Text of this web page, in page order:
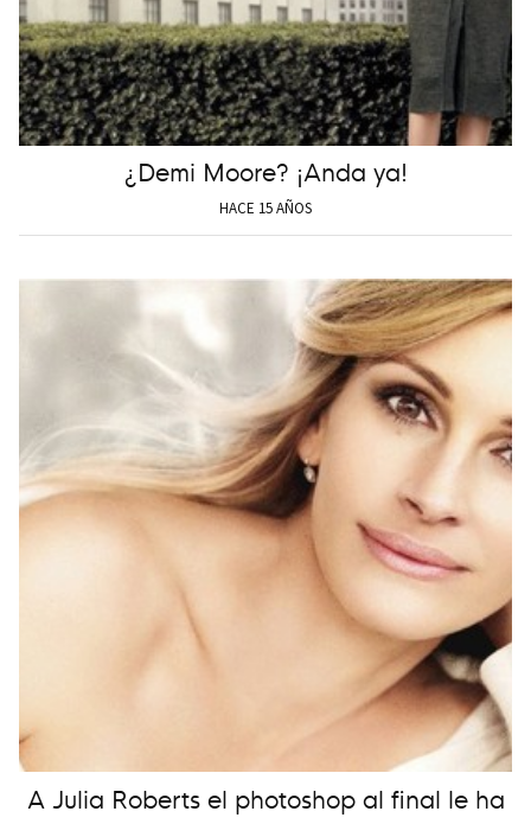
¿Demi Moore? ¡Anda ya!
HACE 15 AÑOS
A Julia Roberts el photoshop al final le ha